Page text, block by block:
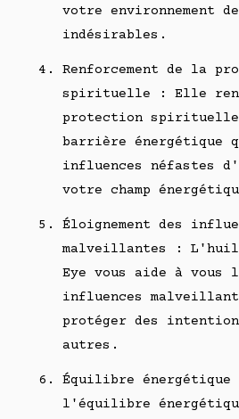
votre environnement
indésirables.
Renforcement de la
spirituelle : Elle
protection spirituelle
barrière énergétique
influences néfastes
votre champ
Éloignement des
malveillantes :
Eye vous aide à vous
influences
protéger des
autres.
Équilibre
l'équilibre